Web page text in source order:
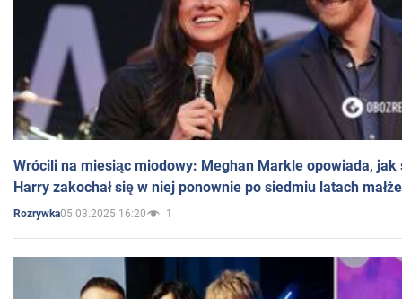
Wrócili na miesiąc miodowy: Meghan Markle opowiada, jak
Harry zakochał się w niej ponownie po siedmiu latach
Rozrywka05.03.2025 16:20 1